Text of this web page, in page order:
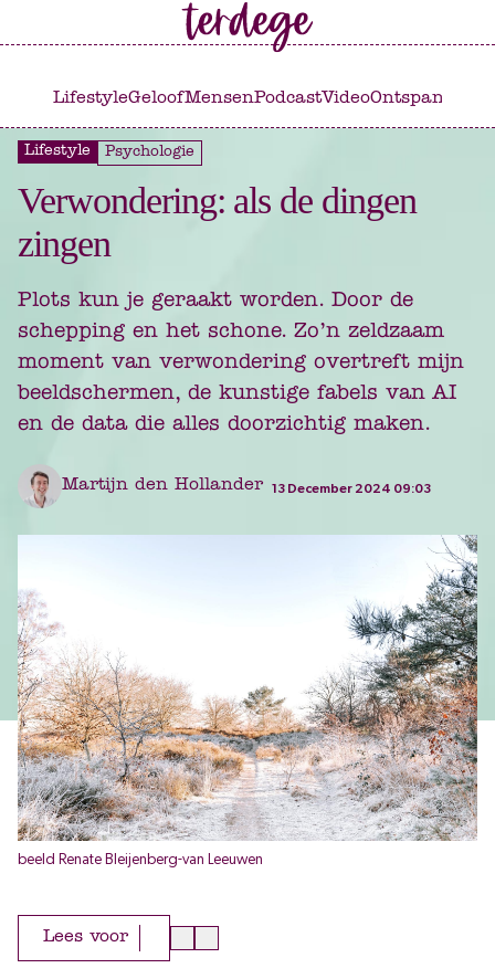
LifestyleGeloofMensenPodcastVideoOntspannen
Lifestyle Psychologie
Verwondering: als de dingen
zingen
Plots kun je geraakt worden. Door de
schepping en het schone. Zo’n zeldzaam
moment van verwondering overtreft mijn
beeldschermen, de kunstige fabels van AI
en de data die alles doorzichtig maken.
Martijn den Hollander 13 December 2024 09:03
beeld Renate Bleijenberg-van Leeuwen
Lees voor